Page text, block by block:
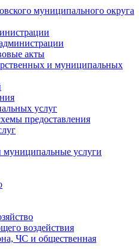
муниципального округа
акты
и муниципальных
услуг
предоставления
муниципальные услуги
воздействия
ЧС и общественная